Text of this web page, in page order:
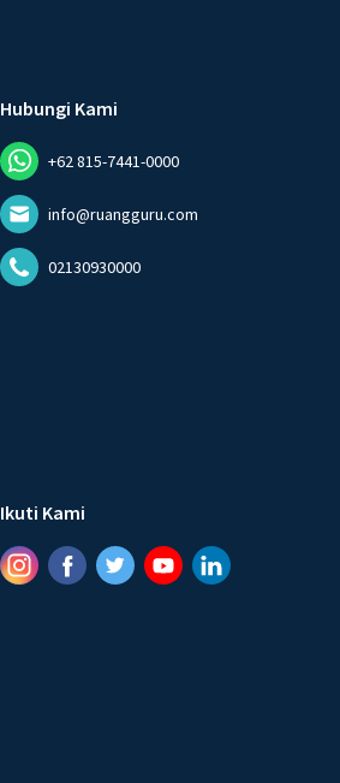
Hubungi Kami
+62 815-7441-0000
info@ruangguru.com
02130930000
Ikuti Kami